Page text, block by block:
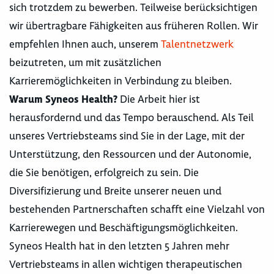
sich trotzdem zu bewerben. Teilweise berücksichtigen
wir übertragbare Fähigkeiten aus früheren Rollen. Wir
empfehlen Ihnen auch, unserem Talentnetzwerk
beizutreten, um mit zusätzlichen
Karrieremöglichkeiten in Verbindung zu bleiben.
Warum Syneos Health? Die Arbeit hier ist
herausfordernd und das Tempo berauschend. Als Teil
unseres Vertriebsteams sind Sie in der Lage, mit der
Unterstützung, den Ressourcen und der Autonomie,
die Sie benötigen, erfolgreich zu sein. Die
Diversifizierung und Breite unserer neuen und
bestehenden Partnerschaften schafft eine Vielzahl von
Karrierewegen und Beschäftigungsmöglichkeiten.
Syneos Health hat in den letzten 5 Jahren mehr
Vertriebsteams in allen wichtigen therapeutischen